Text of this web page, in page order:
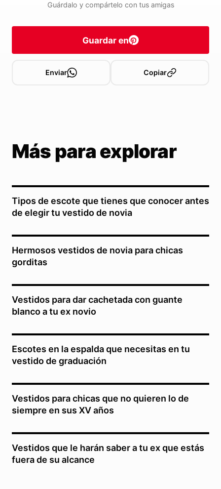
Guárdalo y compártelo con tus amigas
Guardar en
Enviar Copiar
Más para explorar
Tipos de escote que tienes que conocer antes
de elegir tu vestido de novia
Hermosos vestidos de novia para chicas
gorditas
Vestidos para dar cachetada con guante
blanco a tu ex novio
Escotes en la espalda que necesitas en tu
vestido de graduación
Vestidos para chicas que no quieren lo de
siempre en sus XV años
Vestidos que le harán saber a tu ex que estás
fuera de su alcance